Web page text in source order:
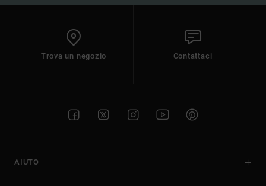
Trova un negozio Contattaci
AIUTO